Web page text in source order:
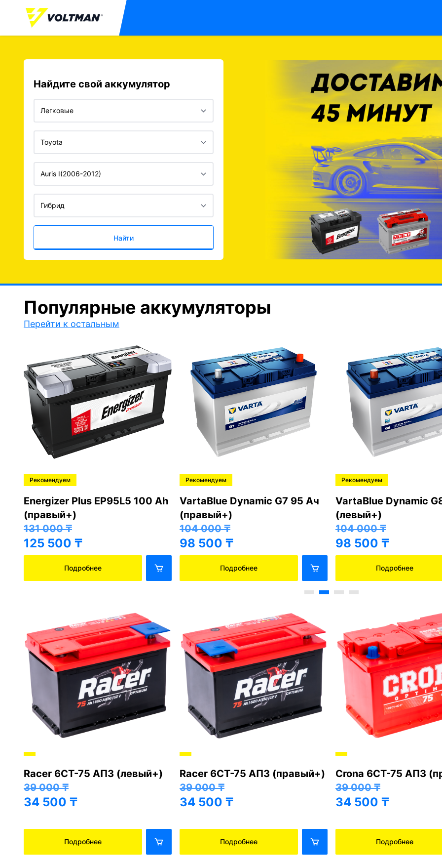
Найдите свой аккумулятор
Найти
Популярные аккумуляторы
Перейти к остальным
Рекомендуем
Energizer Plus EP95L5 100 Ah
(правый+)
131 000₸
125 500 ₸
Подробнее
Рекомендуем
VartaBlue Dynamic G7 95 Ач
(правый+)
104 000₸
98 500 ₸
Подробнее
Рекомендуем
VartaBlue Dynamic
(левый+)
104 000₸
98 500 ₸
Подробнее
Racer 6СТ-75 АПЗ (левый+)
39 000₸
34 500 ₸
Подробнее
Racer 6СТ-75 АПЗ (правый+)
39 000₸
34 500 ₸
Подробнее
Crona 6СТ-75 АПЗ
39 000₸
34 500 ₸
Подробнее